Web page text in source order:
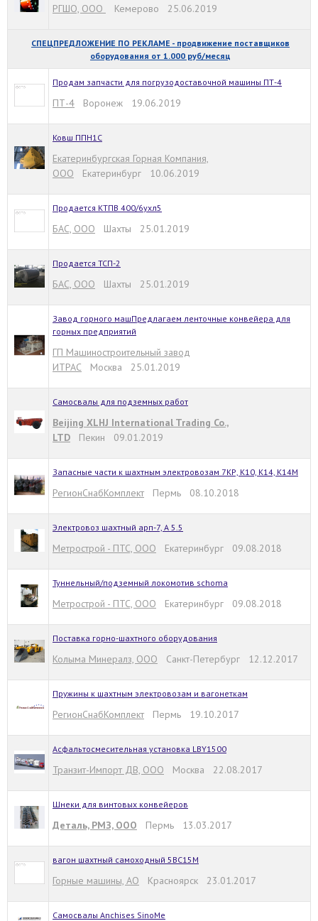
РГШО, ООО Кемерово 25.06.2019
СПЕЦПРЕДЛОЖЕНИЕ ПО РЕКЛАМЕ - продвижение поставщиков
оборудования от 1.000 руб/месяц
Продам запчасти для погрузодоставочной машины ПТ-4
ПТ-4 Воронеж 19.06.2019
Ковш ППН1С
Екатеринбургская Горная Компания,
ООО Екатеринбург 10.06.2019
Продается КТПВ 400/6ухл5
БАС, ООО Шахты 25.01.2019
Продается ТСП-2
БАС, ООО Шахты 25.01.2019
Завод горного машПредлагаем ленточные конвейера для
горных предприятий
ГП Машиностроительный завод
ИТРАС Москва 25.01.2019
Самосвалы для подземных работ
Beijing XLHJ International Trading Co.,
LTD Пекин 09.01.2019
Запасные части к шахтным электровозам 7КР, К10, К14, К14М
РегионСнабКомплект Пермь 08.10.2018
Электровоз шахтный арп-7, А 5.5
Метрострой - ПТС, ООО Екатеринбург 09.08.2018
Туннельный/подземный локомотив schoma
Метрострой - ПТС, ООО Екатеринбург 09.08.2018
Поставка горно-шахтного оборудования
Колыма Минералз, ООО Санкт-Петербург 12.12.2017
Пружины к шахтным электровозам и вагонеткам
РегионСнабКомплект Пермь 19.10.2017
Асфальтосмесительная установка LBY1500
Транзит-Импорт ДВ, ООО Москва 22.08.2017
Шнеки для винтовых конвейеров
Деталь, РМЗ, ООО Пермь 13.03.2017
вагон шахтный самоходный 5ВС15М
Горные машины, АО Красноярск 23.01.2017
Самосвалы Anchises SinoMe